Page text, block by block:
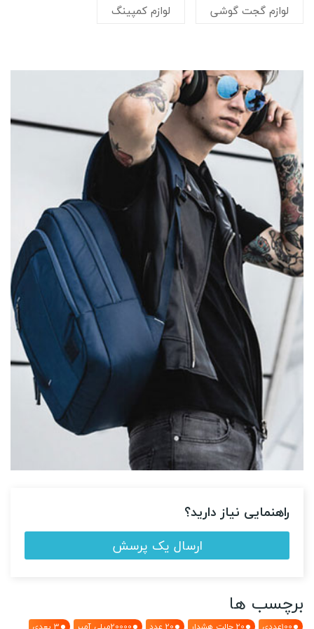
لوازم گجت گوشی لوازم کمپینگ
راهنمایی نیاز دارید؟
ارسال یک پرسش
برچسب ها
Limited Offer